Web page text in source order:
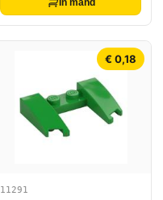
€ 0,18
11291